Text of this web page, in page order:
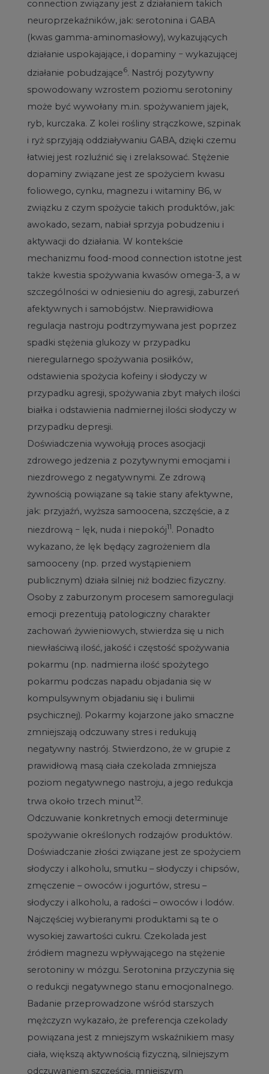
connection związany jest z działaniem takich
neuroprzekaźników, jak: serotonina i GABA
(kwas gamma-aminomasłowy), wykazujących
działanie uspokajające, i dopaminy − wykazującej
działanie pobudzające6. Nastrój pozytywny
spowodowany wzrostem poziomu serotoniny
może być wywołany m.in. spożywaniem jajek,
ryb, kurczaka. Z kolei rośliny strączkowe, szpinak
i ryż sprzyjają oddziaływaniu GABA, dzięki czemu
łatwiej jest rozluźnić się i zrelaksować. Stężenie
dopaminy związane jest ze spożyciem kwasu
foliowego, cynku, magnezu i witaminy B6, w
związku z czym spożycie takich produktów, jak:
awokado, sezam, nabiał sprzyja pobudzeniu i
aktywacji do działania. W kontekście
mechanizmu food-mood connection istotne jest
także kwestia spożywania kwasów omega-3, a w
szczególności w odniesieniu do agresji, zaburzeń
afektywnych i samobójstw. Nieprawidłowa
regulacja nastroju podtrzymywana jest poprzez
spadki stężenia glukozy w przypadku
nieregularnego spożywania posiłków,
odstawienia spożycia kofeiny i słodyczy w
przypadku agresji, spożywania zbyt małych ilości
białka i odstawienia nadmiernej ilości słodyczy w
przypadku depresji.
Doświadczenia wywołują proces asocjacji
zdrowego jedzenia z pozytywnymi emocjami i
niezdrowego z negatywnymi. Ze zdrową
żywnością powiązane są takie stany afektywne,
jak: przyjaźń, wyższa samoocena, szczęście, a z
niezdrową − lęk, nuda i niepokój11. Ponadto
wykazano, że lęk będący zagrożeniem dla
samooceny (np. przed wystąpieniem
publicznym) działa silniej niż bodziec fizyczny.
Osoby z zaburzonym procesem samoregulacji
emocji prezentują patologiczny charakter
zachowań żywieniowych, stwierdza się u nich
niewłaściwą ilość, jakość i częstość spożywania
pokarmu (np. nadmierna ilość spożytego
pokarmu podczas napadu objadania się w
kompulsywnym objadaniu się i bulimii
psychicznej). Pokarmy kojarzone jako smaczne
zmniejszają odczuwany stres i redukują
negatywny nastrój. Stwierdzono, że w grupie z
prawidłową masą ciała czekolada zmniejsza
poziom negatywnego nastroju, a jego redukcja
trwa około trzech minut12.
Odczuwanie konkretnych emocji determinuje
spożywanie określonych rodzajów produktów.
Doświadczanie złości związane jest ze spożyciem
słodyczy i alkoholu, smutku – słodyczy i chipsów,
zmęczenie – owoców i jogurtów, stresu –
słodyczy i alkoholu, a radości – owoców i lodów.
Najczęściej wybieranymi produktami są te o
wysokiej zawartości cukru. Czekolada jest
źródłem magnezu wpływającego na stężenie
serotoniny w mózgu. Serotonina przyczynia się
o redukcji negatywnego stanu emocjonalnego.
Badanie przeprowadzone wśród starszych
mężczyzn wykazało, że preferencja czekolady
powiązana jest z mniejszym wskaźnikiem masy
ciała, większą aktywnością fizyczną, silniejszym
odczuwaniem szczęścia, mniejszym